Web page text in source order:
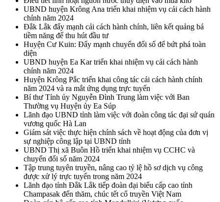
UBND huyện Krông Ana triển khai nhiệm vụ cải cách hành
chính năm 2024
Đắk Lắk đẩy mạnh cải cách hành chính, liên kết quảng bá
tiềm năng để thu hút đầu tư
Huyện Cư Kuin: Đẩy mạnh chuyển đổi số để bứt phá toàn
diện
UBND huyện Ea Kar triển khai nhiệm vụ cải cách hành
chính năm 2024
Huyện Krông Pắc triển khai công tác cải cách hành chính
năm 2024 và ra mắt ứng dụng trực tuyến
Bí thư Tỉnh ủy Nguyễn Đình Trung làm việc với Ban
Thường vụ Huyện ủy Ea Súp
Lãnh đạo UBND tỉnh làm việc với đoàn công tác đại sứ quán
vương quốc Hà Lan
Giám sát việc thực hiện chính sách về hoạt động của đơn vị
sự nghiệp công lập tại UBND tỉnh
UBND Thị xã Buôn Hồ triển khai nhiệm vụ CCHC và
chuyển đổi số năm 2024
Tập trung tuyên truyền, nâng cao tỷ lệ hồ sơ dịch vụ công
được xử lý trực tuyến trong năm 2024
Lãnh đạo tỉnh Đắk Lắk tiếp đoàn đại biểu cấp cao tỉnh
Champasak đến thăm, chúc tết cổ truyền Việt Nam